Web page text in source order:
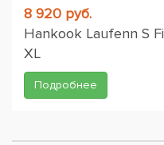
8 920 руб.
Hankook Laufenn S
XL
Подробнее